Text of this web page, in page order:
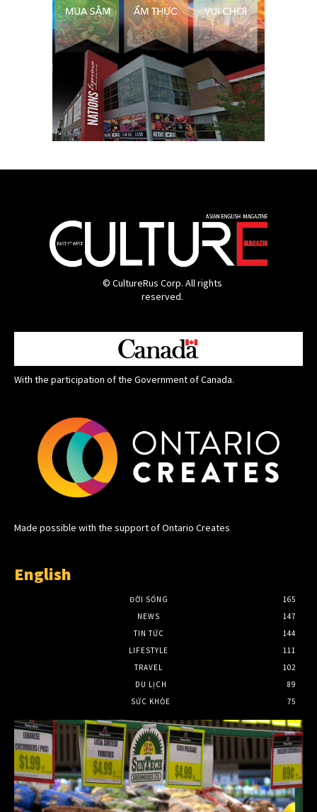
© CultureRus Corp. All rights
reserved.
With the participation of the Government of Canada.
Made possible with the support of Ontario Creates
English
ĐỜI SỐNG
165
NEWS
147
TIN TỨC
144
LIFESTYLE
111
TRAVEL
102
DU LỊCH
89
SỨC KHỎE
75